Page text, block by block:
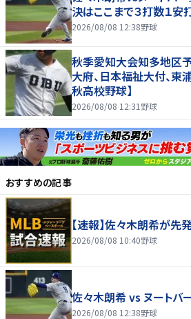
決はここまで３打数１
2026/08/08 12:38野球
秋季愛知大会知多地区
大府、日本福祉大付、東
秋高校野球】
2026/08/08 12:31 野球
おすすめの記事
【速報】佐々木朗希が先
2026/08/08 10:40野球
佐々木朗希 vs ヌートバ
2026/08/08 12:38野球